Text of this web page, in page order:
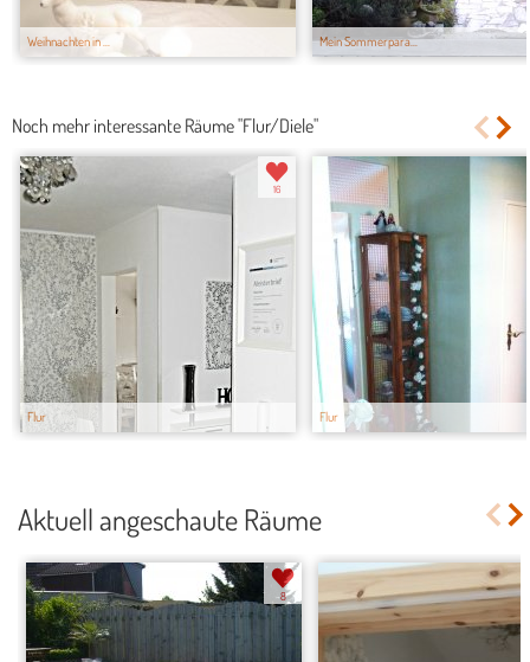
Weihnachten in ... Mein Sommerpara...
Noch mehr interessante Räume "Flur/Diele"
Flur
16
Flur
Aktuell angeschaute Räume
8